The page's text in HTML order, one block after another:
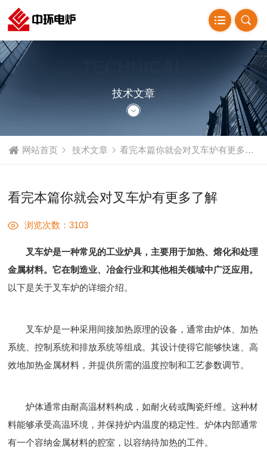
ARTICLE
技术文章
网站首页 技术文章 看完本篇你就会对叉车炉有更多了解
看完本篇你就会对叉车炉有更多了解
浏览次数：3103
叉车炉是一种常见的工业炉具，主要用于加热、熔化和处理
金属材料。它在制造业、冶金行业和其他相关领域中广泛应用。
以下是关于叉车炉的详细介绍。
叉车炉是一种采用间接加热原理的设备，通常由炉体、加热
系统、控制系统和排放系统等组成。其设计使得它能够快速、高
效地加热金属材料，并提供所需的温度控制和工艺参数调节。
炉体通常由耐高温材料构成，如耐火砖或陶瓷纤维。这种材
料能够承受高温环境，并保持炉内温度的稳定性。炉体内部通常
有一个容纳金属材料的腔室，以容纳待加热的工件。